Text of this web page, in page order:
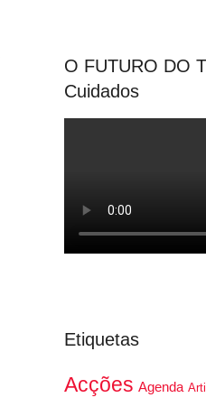
O FUTURO DO
Cuidados
Etiquetas
Acções Agenda